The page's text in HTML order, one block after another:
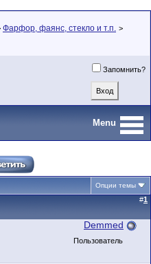
Фарфор, фаянс, стекло и т.п. >
Запомнить?
Menu
Опции темы
#1
Demmed
Пользователь